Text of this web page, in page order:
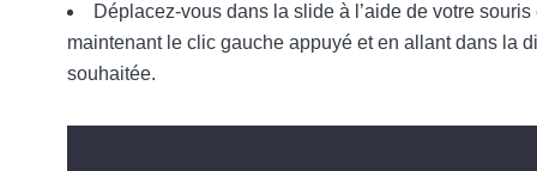
Déplacez-vous dans la slide à l’aide de votre souris
maintenant le clic gauche appuyé et en allant dans la
souhaitée.